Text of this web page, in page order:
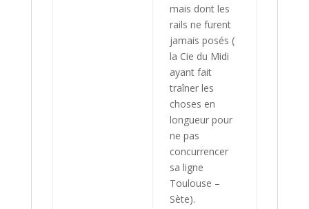
mais dont les
rails ne furent
jamais posés (
la Cie du Midi
ayant fait
traîner les
choses en
longueur pour
ne pas
concurrencer
sa ligne
Toulouse –
Sète).